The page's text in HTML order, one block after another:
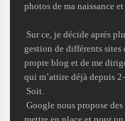
photos de ma naissance
Sur ce, je décide aprés
gestion de différents sites
propre blog et de me
qui m’attire déjà depuis
Soit.
Google nous propose